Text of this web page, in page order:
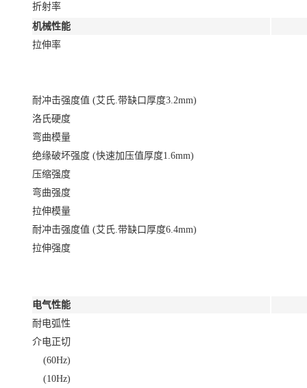
折射率
机械性能
拉伸率
耐冲击强度值 (艾氏.带缺口厚度3.2mm)
洛氏硬度
弯曲模量
绝缘破坏强度 (快速加压值厚度1.6mm)
压缩强度
弯曲强度
拉伸模量
耐冲击强度值 (艾氏.带缺口厚度6.4mm)
拉伸强度
电气性能
耐电弧性
介电正切
(60Hz)
(10Hz)